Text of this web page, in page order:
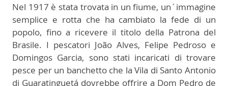
Nel 1917 è stata trovata in un fiume, un´immagine
semplice e rotta che ha cambiato la fede di un
popolo, fino a ricevere il titolo della Patrona del
Brasile. I pescatori João Alves, Felipe Pedroso e
Domingos Garcia, sono stati incaricati di trovare
pesce per un banchetto che la Vila di Santo Antonio
di Guaratinguetá dovrebbe offrire a Dom Pedro de